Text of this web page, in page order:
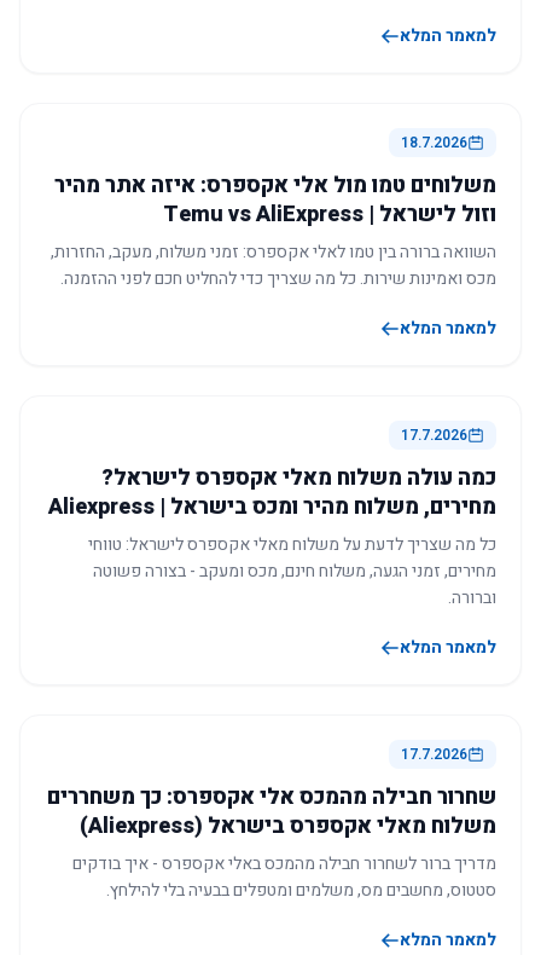
למאמר המלא
18.7.2026
משלוחים טמו מול אלי אקספרס: איזה אתר מהיר
וזול לישראל | Temu vs AliExpress
השוואה ברורה בין טמו לאלי אקספרס: זמני משלוח, מעקב, החזרות,
מכס ואמינות שירות. כל מה שצריך כדי להחליט חכם לפני ההזמנה.
למאמר המלא
17.7.2026
כמה עולה משלוח מאלי אקספרס לישראל?
מחירים, משלוח מהיר ומכס בישראל | Aliexpress
כל מה שצריך לדעת על משלוח מאלי אקספרס לישראל: טווחי
מחירים, זמני הגעה, משלוח חינם, מכס ומעקב - בצורה פשוטה
וברורה.
למאמר המלא
17.7.2026
שחרור חבילה מהמכס אלי אקספרס: כך משחררים
משלוח מאלי אקספרס בישראל (Aliexpress)
מדריך ברור לשחרור חבילה מהמכס באלי אקספרס - איך בודקים
סטטוס, מחשבים מס, משלמים ומטפלים בבעיה בלי להילחץ.
למאמר המלא